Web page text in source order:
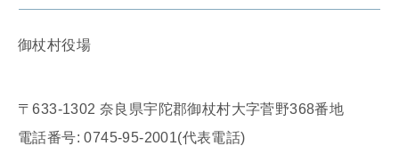
御杖村役場
〒633-1302 奈良県宇陀郡御杖村大字菅野368番地
電話番号: 0745-95-2001(代表電話)